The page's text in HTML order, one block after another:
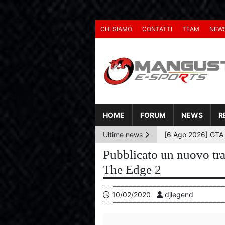
CHI SIAMO CONTATTI TEAM
HOME FORUM NEWS
Ultime news
Pubblicato un nuovo
The Edge 2
10/02/2020 djlegend